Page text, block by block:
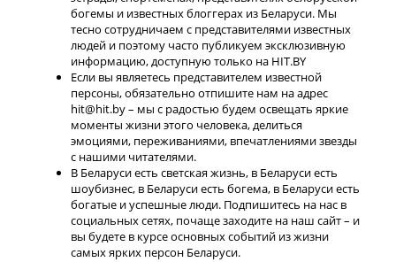
богемы и известных блоггерах из Беларуси. Мы
тесно сотрудничаем с представителями известных
людей и поэтому часто публикуем эксклюзивную
информацию, доступную только на HIT.BY
Если вы являетесь представителем известной
персоны, обязательно отпишите нам на адрес
hit@hit.by – мы с радостью будем освещать яркие
моменты жизни этого человека, делиться
эмоциями, переживаниями, впечатлениями звезды
с нашими читателями.
В Беларуси есть светская жизнь, в Беларуси есть
шоубизнес, в Беларуси есть богема, в Беларуси есть
богатые и успешные люди. Подпишитесь на нас в
социальных сетях, почаще заходите на наш сайт – и
вы будете в курсе основных событий из жизни
самых ярких персон Беларуси.